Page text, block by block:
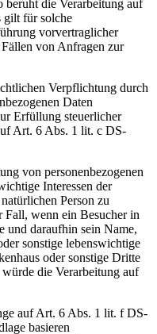
beruht die Verarbeitung auf
für solche
vorvertraglicher
von Anfragen zur
Verpflichtung durch
Daten
Erfüllung steuerlicher
Art. 6 Abs. 1 lit. c DS-
von personenbezogenen
Interessen der
Person zu
Fall, wenn ein Besucher in
und daraufhin sein Name,
sonstige lebenswichtige
oder sonstige Dritte
die Verarbeitung auf
auf Art. 6 Abs. 1 lit. f DS-
basieren